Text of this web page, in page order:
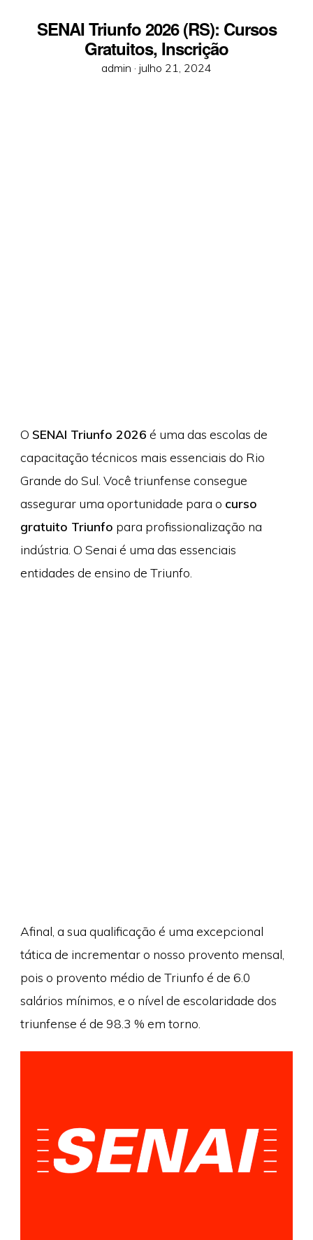
SENAI Triunfo 2026 (RS): Cursos
Gratuitos, Inscrição
admin · Posted
julho 21, 2024
O SENAI Triunfo 2026 é uma das escolas de
capacitação técnicos mais essenciais do Rio
Grande do Sul. Você triunfense consegue
assegurar uma oportunidade para o curso
gratuito Triunfo para profissionalização na
indústria. O Senai é uma das essenciais
entidades de ensino de Triunfo.
Afinal, a sua qualificação é uma excepcional
tática de incrementar o nosso provento mensal,
pois o provento médio de Triunfo é de 6.0
salários mínimos, e o nível de escolaridade dos
triunfense é de 98.3 % em torno.